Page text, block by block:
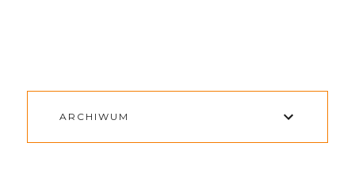
ARCHIWUM